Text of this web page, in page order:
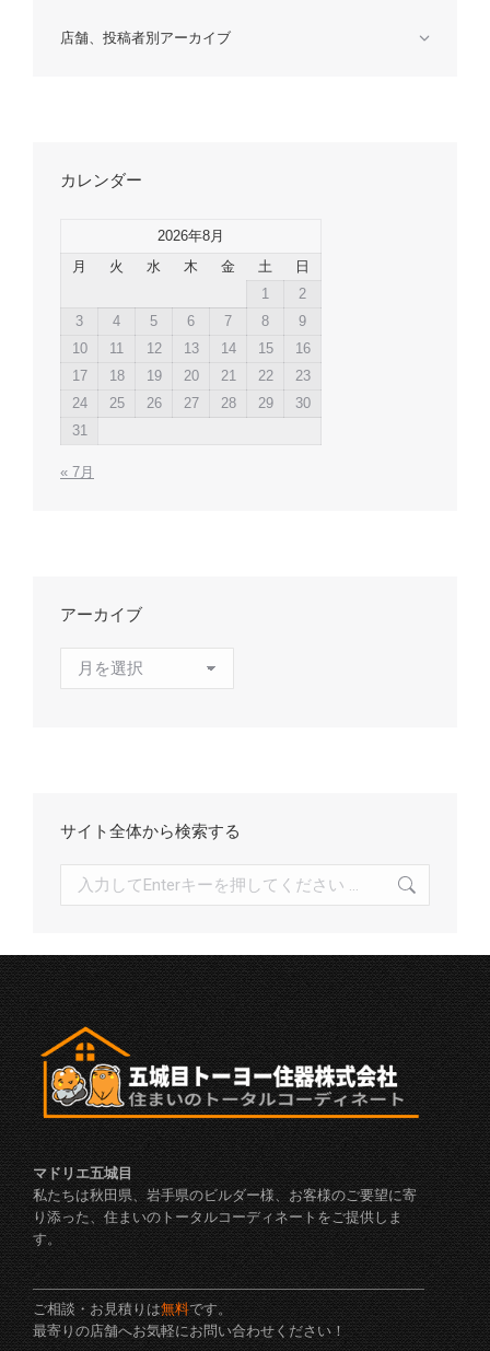
店舗、投稿者別アーカイブ
カレンダー
2026年8月
月
火 水 木 金 土
日
1
2
3
4 5 6 7 8
9
10
11 12 13 14 15
16
17
18 19 20 21 22
23
24
25 26 27 28 29
30
31
« 7月
アーカイブ
サイト全体から検索する
マドリエ五城目
私たちは秋田県、岩手県のビルダー様、お客様のご要望に寄
り添った、住まいのトータルコーディネートをご提供しま
す。
ご相談・お見積りは無料です。
最寄りの店舗へお気軽にお問い合わせください！